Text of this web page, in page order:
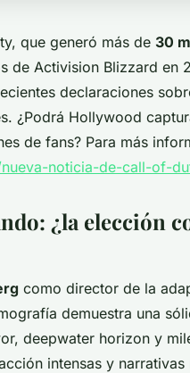
que generó más de 30
de Activision Blizzard en
declaraciones
¿Podrá Hollywood
de fans? Para más
noticia-de-call-of-
¿la elección
como director de la
demuestra una
deepwater horizon y
intensas y